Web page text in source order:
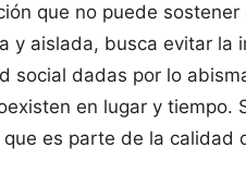
que no puede
y aislada, busca evitar la
social dadas por lo
en lugar y tiempo.
es parte de la calidad